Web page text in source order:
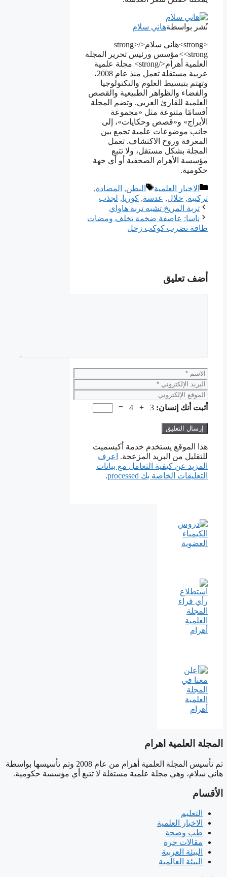
نُشر بواسطةهاني سلام
<strong>هاني سلام</strong>
<strong>مؤسس ورئيس تحرير المجلة
العلمية أهرام</strong> مجلة علمية
عربية مستقلة تعمل منذ عام 2008،
وتهتم بتبسيط العلوم والتكنولوجيا
والفضاء والظواهر الطبيعية والقصص
العلمية للقارئ العربي. وتضم المجلة
أقسامًا متنوعة مثل «مجموعة
الأبراج» و«قصص وحكايات»، إلى
جانب موضوعات علمية تجمع بين
المعرفة وروح الاكتشاف. تعمل
المجلة بشكل مستقل، ولا تتبع
مؤسسة الأهرام الصحفية أو أي جهة
حكومية.
التصنيفات
الاخبار العلمية الوسوم
البطن, المضادة,
تركيبة, خلال, عدسة, ﻛﻮﺭﻳﺎ, ﻟﺠﺬﺏ
تربة المريخ تشبه تربة هاواي
ناسا: عاصفة ضخمة تخلف ومضات
طاقة تضرب كوكب زحل
أضف تعليق
الاسم
البريد
الإلكتروني
الموقع
الإلكتروني
أثبت أنك إنسان: 3 + 4 =
هذا الموقع يستخدم خدمة أكيسميت
للتقليل من البريد المزعجة.
اعرف
المزيد عن كيفية التعامل مع بيانات
التعليقات الخاصة بك processed
.
المجلة العلمية اهرام
تم تأسيس المجلة العلمية أهرام من عام 2008 وتم تأسيسها بواسطة
هاني سلام، وهي مجلة علمية مستقلة لا تتبع أي مؤسسة حكومية.
الأقسام
التعليم
الاخبار العلمية
طب وصحة
مقالات حرة
البيئة العربية
البيئة العالمية